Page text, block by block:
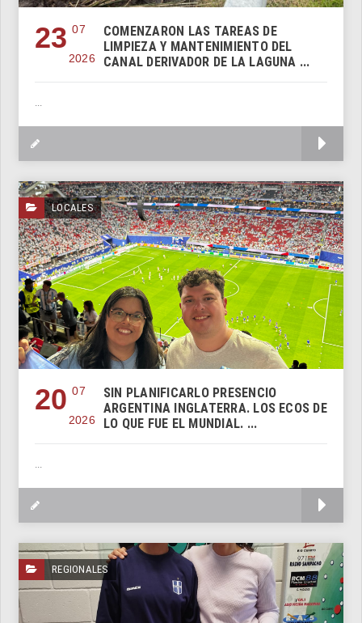
23 07
2026
COMENZARON LAS TAREAS DE
LIMPIEZA Y MANTENIMIENTO DEL
CANAL DERIVADOR DE LA LAGUNA ...
...
LOCALES
20 07
2026
SIN PLANIFICARLO PRESENCIO
ARGENTINA INGLATERRA. LOS ECOS DE
LO QUE FUE EL MUNDIAL. ...
...
REGIONALES